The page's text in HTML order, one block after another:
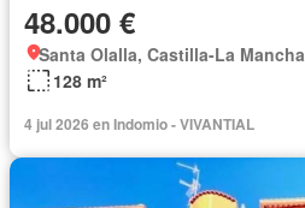
48.000 €
Santa Olalla, Castilla-La Mancha
128 m²
4 jul 2026 en Indomio - VIVANTIAL